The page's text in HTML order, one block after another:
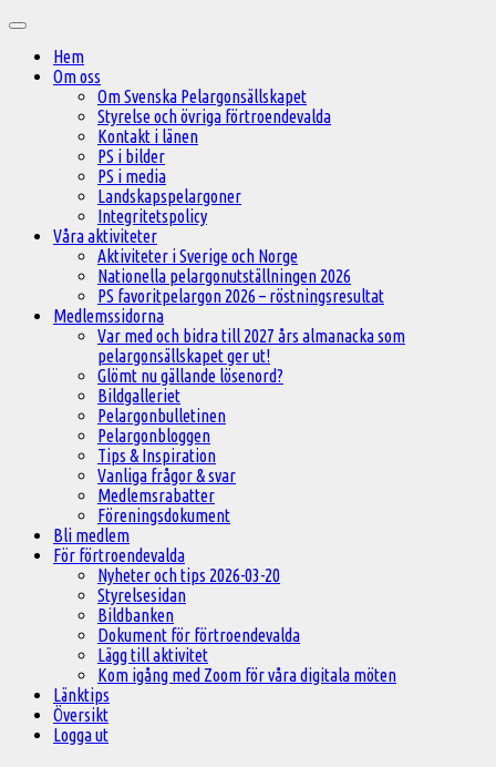
innehåll
Huvudmeny
Hem
Om oss
Om Svenska Pelargonsällskapet
Styrelse och övriga förtroendevalda
Kontakt i länen
PS i bilder
PS i media
Landskapspelargoner
Integritetspolicy
Våra aktiviteter
Aktiviteter i Sverige och Norge
Nationella pelargonutställningen 2026
PS favoritpelargon 2026 – röstningsresultat
Medlemssidorna
Var med och bidra till 2027 års almanacka som
pelargonsällskapet ger ut!
Glömt nu gällande lösenord?
Bildgalleriet
Pelargonbulletinen
Pelargonbloggen
Tips & Inspiration
Vanliga frågor & svar
Medlemsrabatter
Föreningsdokument
Bli medlem
För förtroendevalda
Nyheter och tips 2026-03-20
Styrelsesidan
Bildbanken
Dokument för förtroendevalda
Lägg till aktivitet
Kom igång med Zoom för våra digitala möten
Länktips
Översikt
Logga ut